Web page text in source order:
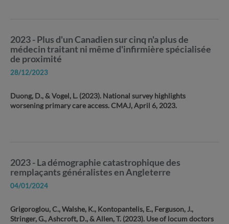
2023 - Plus d'un Canadien sur cinq n'a plus de
médecin traitant ni même d'infirmière spécialisée
de proximité
28/12/2023
Duong, D., & Vogel, L. (2023). National survey highlights
worsening primary care access. CMAJ, April 6, 2023.
2023 - La démographie catastrophique des
remplaçants généralistes en Angleterre
04/01/2024
Grigoroglou, C., Walshe, K., Kontopantelis, E., Ferguson, J.,
Stringer, G., Ashcroft, D., & Allen, T. (2023). Use of locum doctors